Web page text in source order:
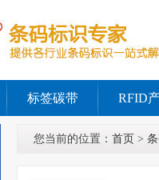
标签碳带 RFID
您当前的位置： 首页 >